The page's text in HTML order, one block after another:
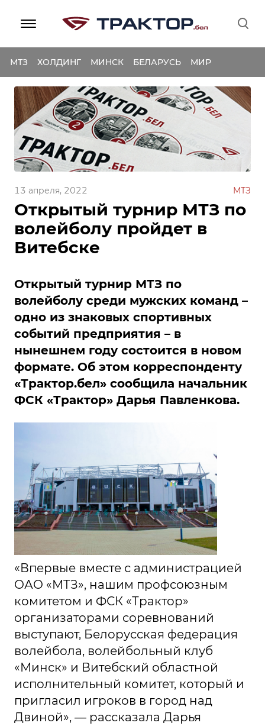
МТЗ ХОЛДИНГ МИНСК БЕЛАРУСЬ МИР
Открытый турнир МТЗ по
волейболу пройдет в
Витебске
13 апреля, 2022 МТЗ
Открытый турнир МТЗ по
волейболу среди мужских команд –
одно из знаковых спортивных
событий предприятия – в
нынешнем году состоится в новом
формате. Об этом корреспонденту
«Трактор.бел» сообщила начальник
ФСК «Трактор» Дарья Павленкова.
«Впервые вместе с администрацией
ОАО «МТЗ», нашим профсоюзным
комитетом и ФСК «Трактор»
организаторами соревнований
выступают, Белорусская федерация
волейбола, волейбольный клуб
«Минск» и Витебский областной
исполнительный комитет, который и
пригласил игроков в город над
Двиной», — рассказала Дарья